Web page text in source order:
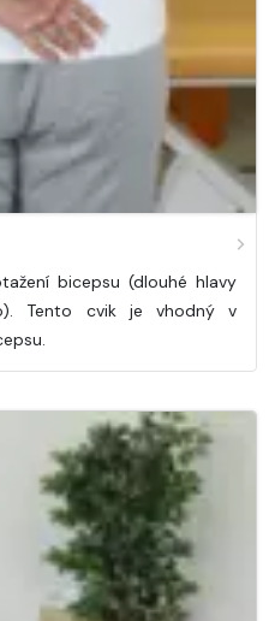
bicepsu (dlouhé hlavy
Tento cvik je vhodný v